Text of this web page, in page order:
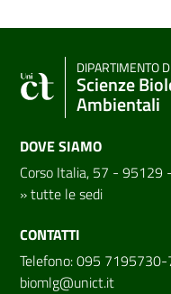
DIPARTIMENTO
Scienze
Ambientali
DOVE SIAMO
Corso Italia, 57 - 95129
»tutte le sedi
CONTATTI
Telefono: 095
biomlg@unict.it